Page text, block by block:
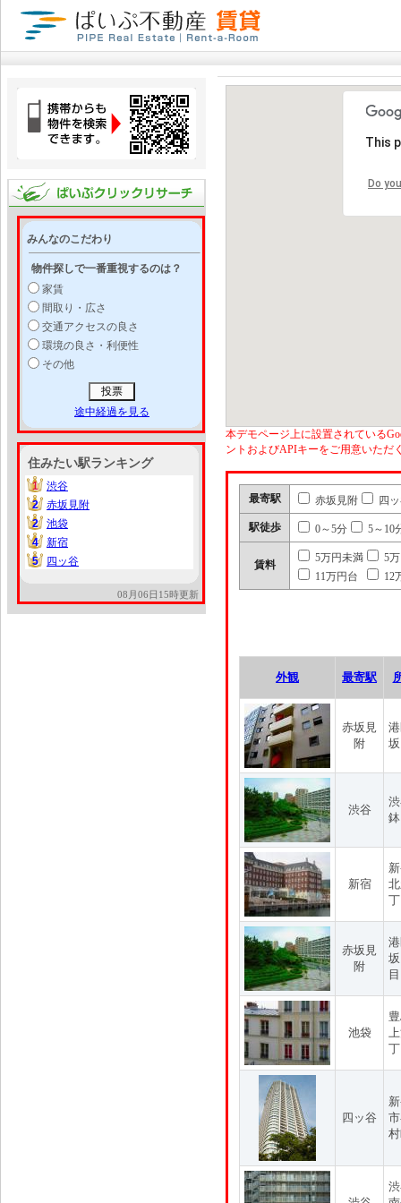
みんなのこだわり
物件探しで一番重視するのは？
家賃
間取り・広さ
交通アクセスの良さ
環境の良さ・利便性
その他
途中経過を見る
住みたい駅ランキング
1
1
渋谷
2
2
赤坂見附
2
2
池袋
4
4
新宿
5
5 四ッ谷
08月06日15時更新
This
Do
本デモページ上に設置されている
ントおよびAPIキーをご用意いただ
最寄駅 赤坂見附 四
駅徒歩 0～5分 5～10
賃料
5万円未満
5
11万円台
12
外観 最寄駅
赤坂見
附
渋谷
新宿
赤坂見
附
目
池袋
四ッ谷